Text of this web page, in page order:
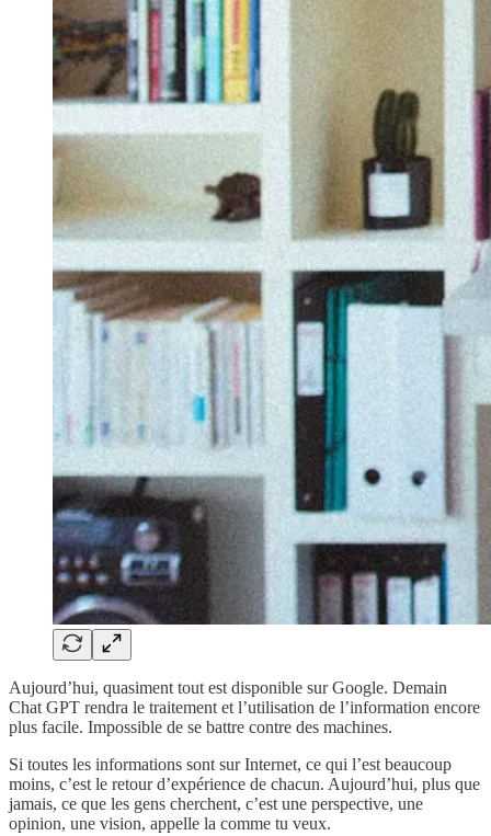
Aujourd’hui, quasiment tout est disponible sur Google. Demain
Chat GPT rendra le traitement et l’utilisation de l’information encore
plus facile. Impossible de se battre contre des machines.
Si toutes les informations sont sur Internet, ce qui l’est beaucoup
moins, c’est le retour d’expérience de chacun. Aujourd’hui, plus que
jamais, ce que les gens cherchent, c’est une perspective, une
opinion, une vision, appelle la comme tu veux.